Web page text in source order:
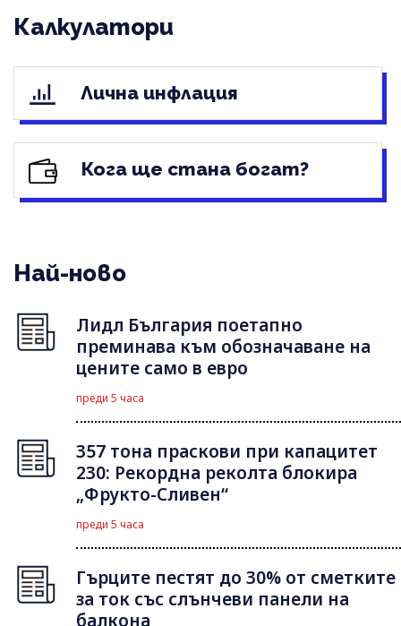
Калкулатори
Лична инфлация
Кога ще стана богат?
Най-ново
Лидл България поетапно
преминава към обозначаване на
цените само в евро
преди 5 часа
357 тона праскови при капацитет
230: Рекордна реколта блокира
„Фрукто-Сливен“
преди 5 часа
Гърците пестят до 30% от сметките
за ток със слънчеви панели на
балкона